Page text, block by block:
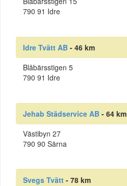
790 91 Idre
Idre Tvätt AB - 46 km
Blåbärsstigen 5
790 91 Idre
Jehab Städservice AB - 64 km
Västibyn 27
790 90 Särna
Svegs Tvätt - 78 km